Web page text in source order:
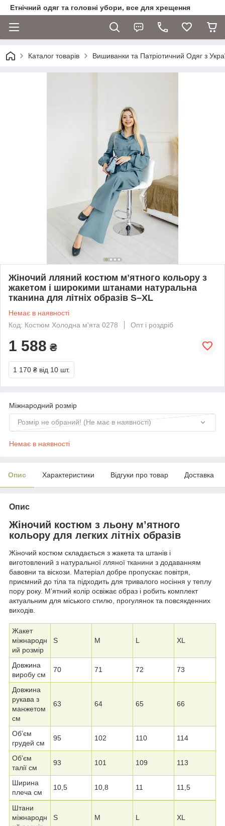
Етнічний одяг та головні убори, все для хрещення
Каталог товарів Вишиванки та Патріотичний Одяг з
Жіночий лляний костюм мʼятного кольору з
жакетом і широкими штанами натуральна
тканина для літніх образів S–XL
Немає в наявності
Код: Костюм Холодна м'ята 0278
Опт і роздріб
1 588 ₴
1 170 ₴ від 10 шт.
Міжнародний розмір
Розмір не обраний! (Не має в наявності)
Немає в наявності
Опис Характеристики Відгуки про товар Доставка
Опис
Жіночий костюм з льону мʼятного
кольору для легких літніх образів
Жіночий костюм складається з жакета та штанів і
виготовлений з натуральної лляної тканини з додаванням
бавовни та віскози. Матеріал добре пропускає повітря,
приємний до тіла та підходить для тривалого носіння у теплу
пору року. Мʼятний колір освіжає образ і робить комплект
актуальним для міського стилю, прогулянок та повсякденних
виходів.
Жакет
міжнародн
ий розмір
S M L XL
Довжина
виробу см
70 71 72 73
Довжина
рукава з
манжетом
см
63 64 65 66
Обʼєм
грудей см
95 102 110 114
Обʼєм
талії см
93 101 109 113
Ширина
плеча см
10,5 10,8 11 11,5
Штани
міжнародн
S M L XL